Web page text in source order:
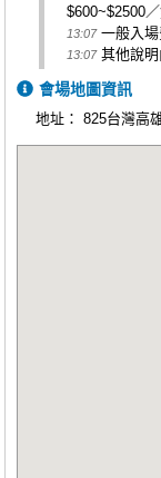
$600~$2500／
13:07一般入場
13:07其他說明
會場地圖資訊
地址：825台灣高